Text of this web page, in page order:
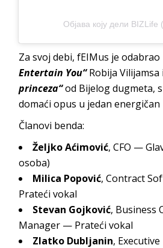
Објава коју дели BIZLife
Za svoj debi, fEIMus je
Entertain You“Robija
princeza“od Bijelog dugmeta,
domaći opus u jedan energičan
Članovi benda:
Željko Aćimović, CFO —
osoba)
Milica Popović, Contract
Prateći vokal
Stevan Gojković, Business
Manager — Prateći vokal
Zlatko Dubljanin,